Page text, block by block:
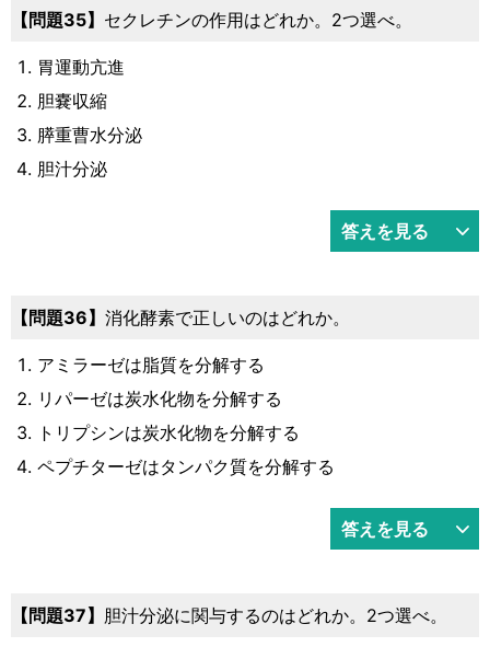
35 セクレチンの作用はどれか。2つ選べ。
胃運動亢進
胆嚢収縮
膵重曹水分泌
胆汁分泌
答えを見る
36 消化酵素で正しいのはどれか。
アミラーゼは脂質を分解する
リパーゼは炭水化物を分解する
トリプシンは炭水化物を分解する
ペプチターゼはタンパク質を分解する
答えを見る
37 胆汁分泌に関与するのはどれか。2つ選べ。